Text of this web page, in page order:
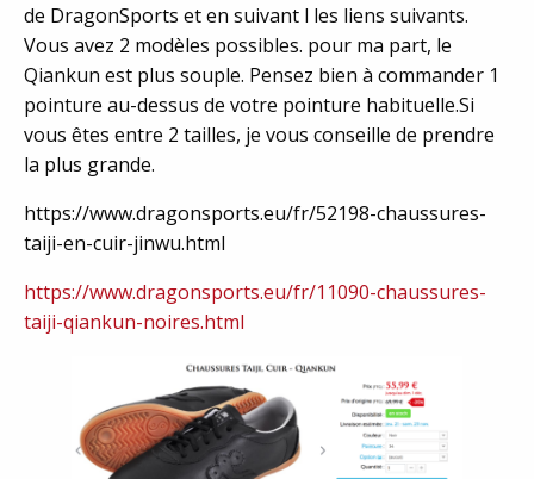
de DragonSports et en suivant l les liens suivants.
Vous avez 2 modèles possibles. pour ma part, le
Qiankun est plus souple. Pensez bien à commander 1
pointure au-dessus de votre pointure habituelle.Si
vous êtes entre 2 tailles, je vous conseille de prendre
la plus grande.
https://www.dragonsports.eu/fr/52198-chaussures-
taiji-en-cuir-jinwu.html
https://www.dragonsports.eu/fr/11090-chaussures-
taiji-qiankun-noires.html